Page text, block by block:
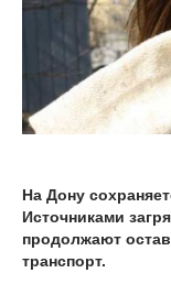
На Дону
Источниками
продолжают
транспорт.